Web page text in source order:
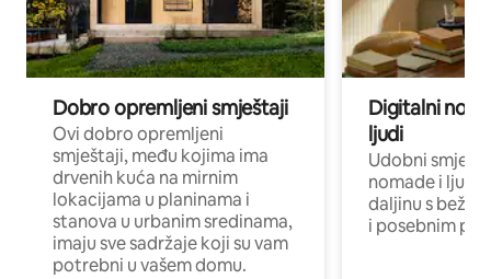
Dobro opremljeni smještaji
Ovi dobro opremljeni
smještaji, među kojima ima
drvenih kuća na mirnim
lokacijama u planinama i
stanova u urbanim sredinama,
imaju sve sadržaje koji su vam
potrebni u vašem domu.
Digitalni
ljudi
Udobni
nomade i ljude
daljinu s
i posebnim